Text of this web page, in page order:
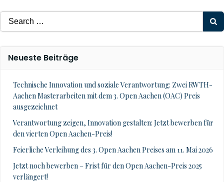
Search
for:
Neueste Beiträge
Technische Innovation und soziale Verantwortung: Zwei RWTH-
Aachen Masterarbeiten mit dem 3. Open Aachen (OAC) Preis
ausgezeichnet
Verantwortung zeigen, Innovation gestalten: Jetzt bewerben für
den vierten Open Aachen-Preis!
Feierliche Verleihung des 3. Open Aachen Preises am 11. Mai 2026
Jetzt noch bewerben – Frist für den Open Aachen-Preis 2025
verlängert!